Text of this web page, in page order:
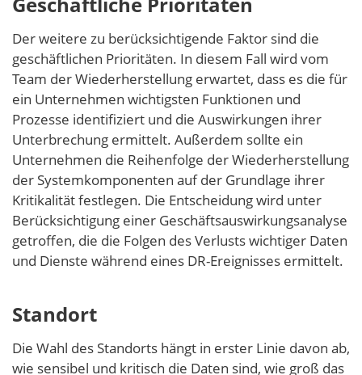
Der weitere zu berücksichtigende Faktor sind die
geschäftlichen Prioritäten. In diesem Fall wird vom
Team der Wiederherstellung erwartet, dass es die für
ein Unternehmen wichtigsten Funktionen und
Prozesse identifiziert und die Auswirkungen ihrer
Unterbrechung ermittelt. Außerdem sollte ein
Unternehmen die Reihenfolge der Wiederherstellung
der Systemkomponenten auf der Grundlage ihrer
Kritikalität festlegen. Die Entscheidung wird unter
Berücksichtigung einer Geschäftsauswirkungsanalyse
getroffen, die die Folgen des Verlusts wichtiger Daten
und Dienste während eines DR-Ereignisses ermittelt.
Standort
Die Wahl des Standorts hängt in erster Linie davon ab,
wie sensibel und kritisch die Daten sind, wie groß das